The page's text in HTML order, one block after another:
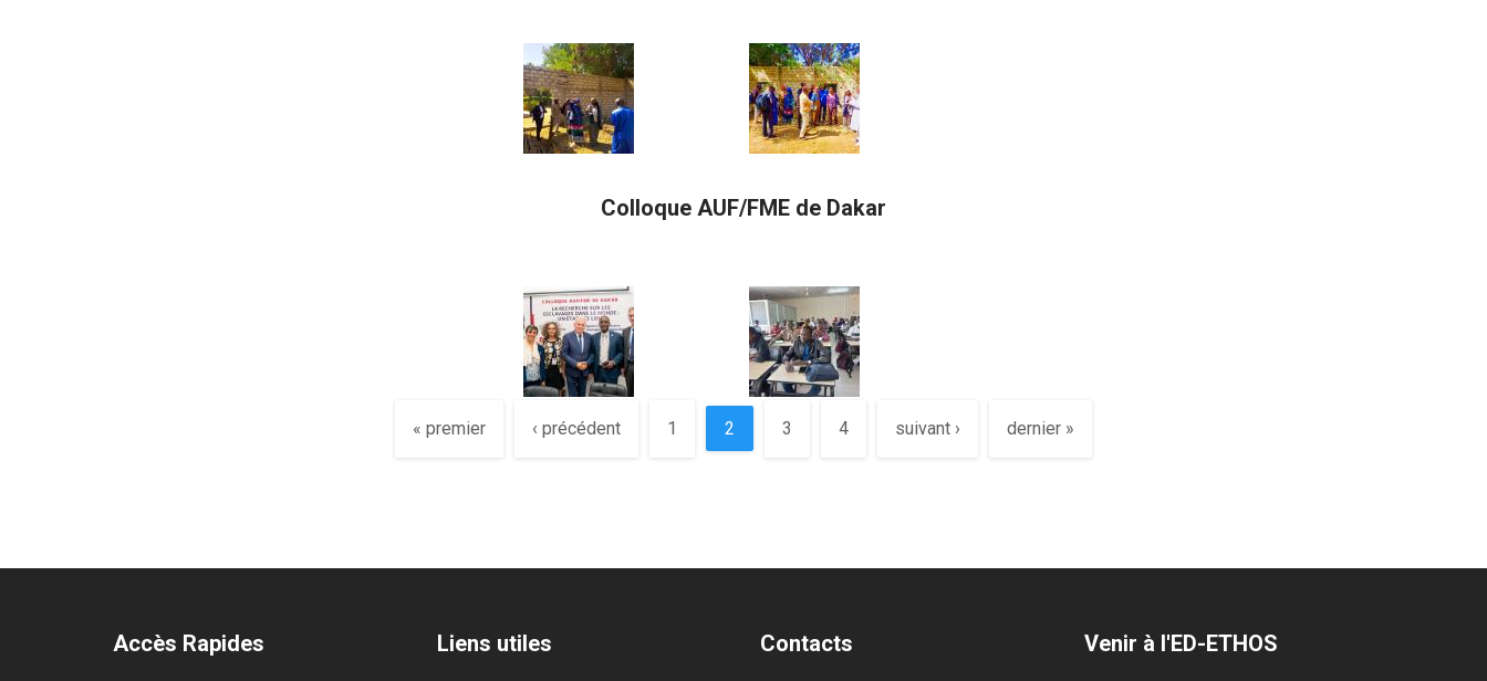
Colloque AUF/FME de Dakar
« premier ‹ précédent 1 2 3 4 suivant › dernier »
Accès Rapides Liens utiles Contacts Venir à l'ED-ETHOS